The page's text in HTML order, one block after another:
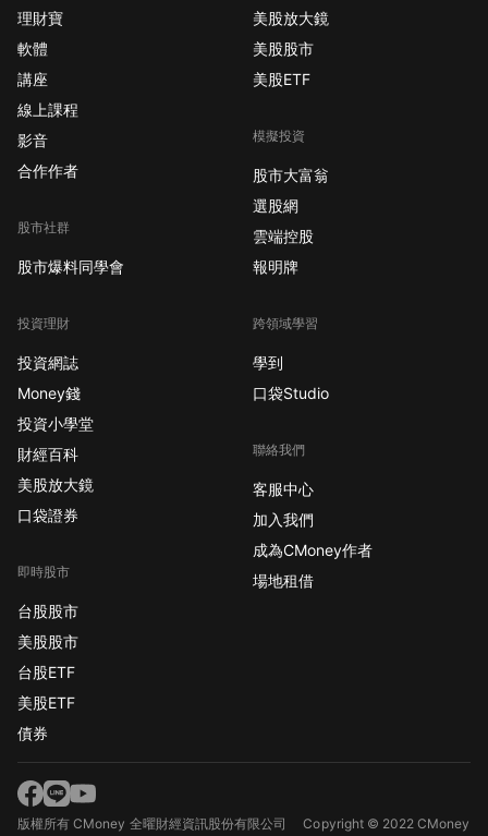
理財寶
軟體
講座
線上課程
影音
合作作者
股市社群
股市爆料同學會
投資理財
投資網誌
Money錢
投資小學堂
財經百科
美股放大鏡
口袋證券
即時股市
台股股市
美股股市
台股ETF
美股ETF
債券
美股放大鏡
美股股市
美股ETF
模擬投資
股市大富翁
選股網
雲端控股
報明牌
跨領域學習
學到
口袋Studio
聯絡我們
客服中心
加入我們
成為CMoney作者
場地租借
版權所有 CMoney 全曜財經資訊股份有限公司Copyright © 2022 CMoney